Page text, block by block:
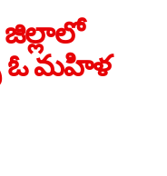
ఓ మహిళ